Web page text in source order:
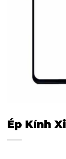
Ép Kính